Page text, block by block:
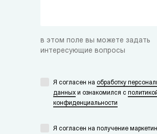
в этом поле вы можете задать
интересующие вопросы
Я согласен на обработку
данных и ознакомился с
конфиденциальности
Я согласен на получение